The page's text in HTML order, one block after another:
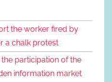
the worker fired by
a chalk protest
participation of the
information market